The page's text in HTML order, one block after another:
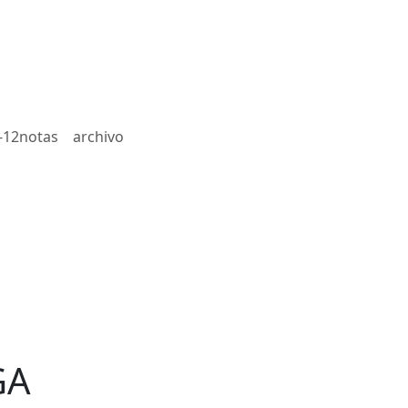
12notas archivo